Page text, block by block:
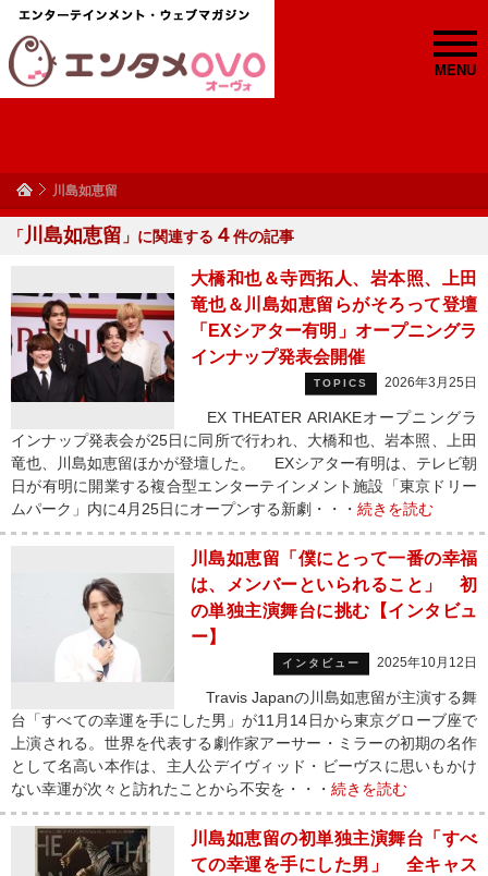
MENU
川島如恵留
「川島如恵留 」に関連する ４件の記事
大橋和也＆寺西拓人、岩本照、上田
竜也＆川島如恵留らがそろって登壇
「EXシアター有明」オープニングラ
インナップ発表会開催
TOPICS 2026年3月25日
EX THEATER ARIAKEオープニングラ
インナップ発表会が25日に同所で行われ、大橋和也、岩本照、上田
竜也、川島如恵留ほかが登壇した。 EXシアター有明は、テレビ朝
日が有明に開業する複合型エンターテインメント施設「東京ドリー
ムパーク」内に4月25日にオープンする新劇・・・ 続きを読む
川島如恵留「僕にとって一番の幸福
は、メンバーといられること」 初
の単独主演舞台に挑む【インタビュ
ー】
インタビュー 2025年10月12日
Travis Japanの川島如恵留が主演する舞
台「すべての幸運を手にした男」が11月14日から東京グローブ座で
上演される。世界を代表する劇作家アーサー・ミラーの初期の名作
として名高い本作は、主人公デイヴィッド・ビーヴスに思いもかけ
ない幸運が次々と訪れたことから不安を・・・ 続きを読む
川島如恵留の初単独主演舞台「すべ
ての幸運を⼿にした男」 全キャス